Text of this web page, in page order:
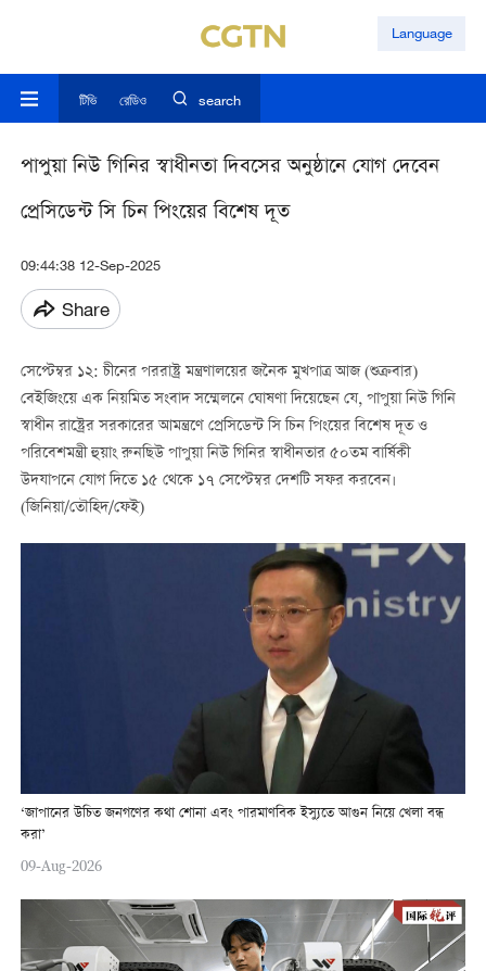
Language
টিভি রেডিও search
পাপুয়া নিউ গিনির স্বাধীনতা দিবসের অনুষ্ঠানে যোগ দেবেন
প্রেসিডেন্ট সি চিন পিংয়ের বিশেষ দূত
09:44:38 12-Sep-2025
Share
সেপ্টেম্বর ১২: চীনের পররাষ্ট্র মন্ত্রণালয়ের জনৈক মুখপাত্র আজ (শুক্রবার)
বেইজিংয়ে এক নিয়মিত সংবাদ সম্মেলনে ঘোষণা দিয়েছেন যে, পাপুয়া নিউ গিনি
স্বাধীন রাষ্ট্রের সরকারের আমন্ত্রণে প্রেসিডেন্ট সি চিন পিংয়ের বিশেষ দূত ও
পরিবেশমন্ত্রী হুয়াং রুনছিউ পাপুয়া নিউ গিনির স্বাধীনতার ৫০তম বার্ষিকী
উদযাপনে যোগ দিতে ১৫ থেকে ১৭ সেপ্টেম্বর দেশটি সফর করবেন।
(জিনিয়া/তৌহিদ/ফেই)
‘জাপানের উচিত জনগণের কথা শোনা এবং পারমাণবিক ইস্যুতে আগুন নিয়ে খেলা বন্ধ
করা’
09-Aug-2026